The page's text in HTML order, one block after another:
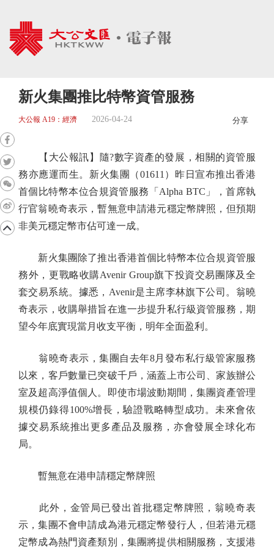
新火集團推比特幣資管服務
大公報 A19：經濟 2026-04-24 分享
【大公報訊】隨?數字資產的發展，相關的資管服
務亦應運而生。新火集團（01611）昨日宣布推出香港
首個比特幣本位合規資管服務「Alpha BTC」，首席執
行官翁曉奇表示，暫無意申請港元穩定幣牌照，但預期
非美元穩定幣市佔可達一成。
新火集團除了推出香港首個比特幣本位合規資管服
務外，更戰略收購Avenir Group旗下投資交易團隊及全
套交易系統。據悉，Avenir是主席李林旗下公司。翁曉
奇表示，收購舉措旨在進一步提升私行級資管服務，期
望今年底實現當月收支平衡，明年全面盈利。
翁曉奇表示，集團自去年8月發布私行級管家服務
以來，客戶數量已突破千戶，涵蓋上市公司、家族辦公
室及超高淨值個人。即使市場波動期間，集團資產管理
規模仍錄得100%增長，驗證戰略轉型成功。未來會依
據交易系統推出更多產品及服務，亦會發展全球化布
局。
暫無意在港申請穩定幣牌照
此外，金管局已發出首批穩定幣牌照，翁曉奇表
示，集團不會申請成為港元穩定幣發行人，但若港元穩
定幣成為熱門資產類別，集團將提供相關服務，支援港